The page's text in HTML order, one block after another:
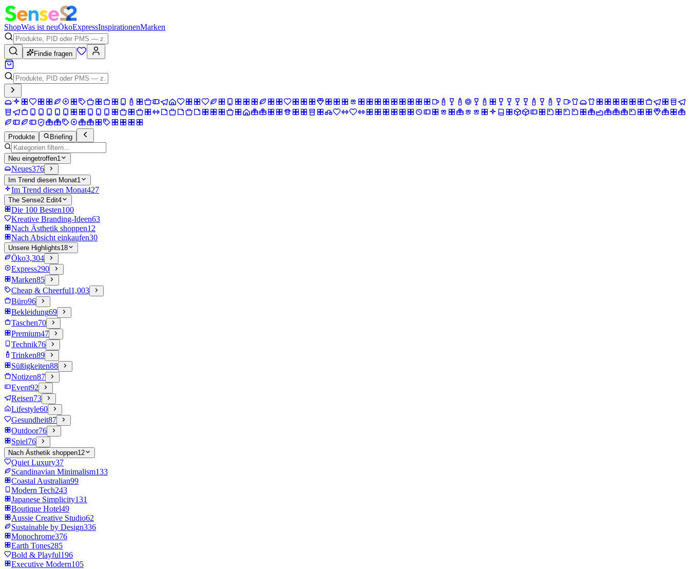
ShopWas ist neuÖkoExpressInspirationenMarken
Findie fragen
Produkte Briefing
Neu eingetroffen1
Neues376
Im Trend diesen Monat1
Im Trend diesen Monat427
The Sense2 Edit4
Die 100 Besten100
Kreative Branding-Ideen63
Nach Ästhetik shoppen12
Nach Absicht einkaufen30
Unsere Highlights18
Öko3,304
Express290
Marken85
Cheap & Cheerful1,003
Büro96
Bekleidung69
Taschen70
Premium47
Technik76
Trinken89
Süßigkeiten88
Notizen87
Event92
Reisen73
Lifestyle60
Gesundheit87
Outdoor76
Spiel76
Nach Ästhetik shoppen12
Quiet Luxury37
Scandinavian Minimalism133
Coastal Australian99
Modern Tech243
Japanese Simplicity131
Boutique Hotel49
Aussie Creative Studio62
Sustainable by Design336
Monochrome376
Earth Tones285
Bold & Playful196
Executive Modern105